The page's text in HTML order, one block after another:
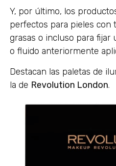
Y, por último, los
perfectos para pieles con
grasas o incluso para
o fluido anteriormente
Destacan las paletas de
la de Revolution London.